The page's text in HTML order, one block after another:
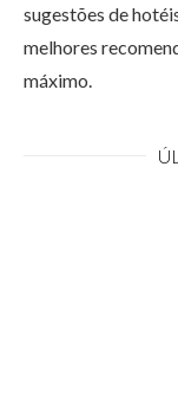
sugestões de
melhores
máximo.